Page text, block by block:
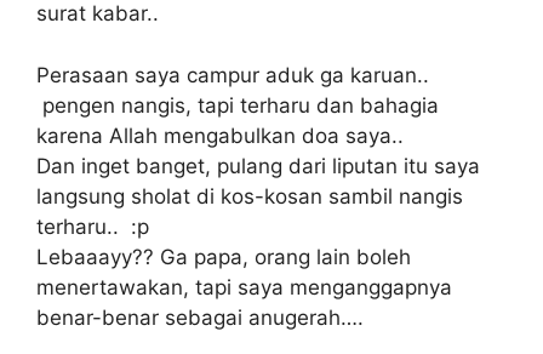
surat kabar..
Perasaan saya campur aduk ga karuan..
pengen nangis, tapi terharu dan bahagia
karena Allah mengabulkan doa saya..
Dan inget banget, pulang dari liputan itu saya
langsung sholat di kos-kosan sambil nangis
terharu.. :p
Lebaaayy?? Ga papa, orang lain boleh
menertawakan, tapi saya menganggapnya
benar-benar sebagai anugerah….